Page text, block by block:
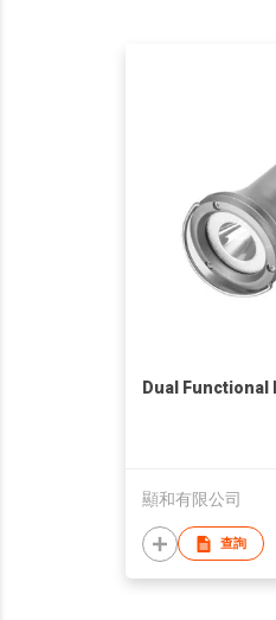
Dual Functional
顯和有限公司
查詢